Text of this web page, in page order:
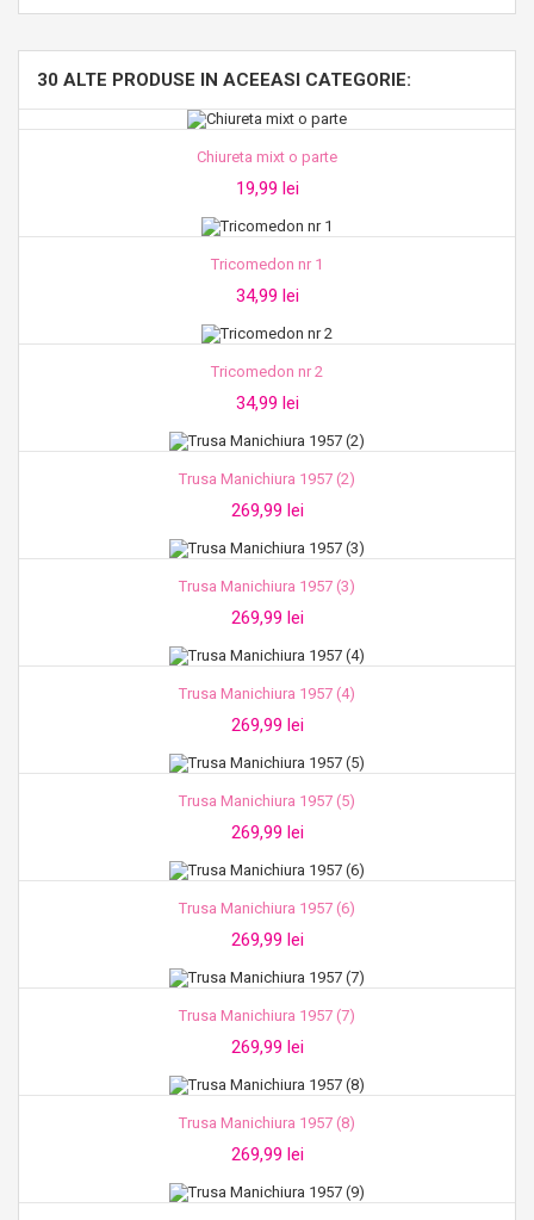
30 ALTE PRODUSE IN ACEEASI CATEGORIE:
Chiureta mixt o parte
19,99 lei
Tricomedon nr 1
34,99 lei
Tricomedon nr 2
34,99 lei
Trusa Manichiura 1957 (2)
269,99 lei
Trusa Manichiura 1957 (3)
269,99 lei
Trusa Manichiura 1957 (4)
269,99 lei
Trusa Manichiura 1957 (5)
269,99 lei
Trusa Manichiura 1957 (6)
269,99 lei
Trusa Manichiura 1957 (7)
269,99 lei
Trusa Manichiura 1957 (8)
269,99 lei